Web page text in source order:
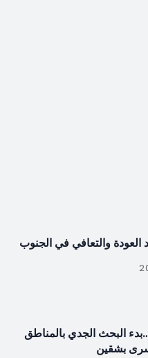
العودة والتعافي في الجنوب
البحث الجدي بالمناطق
بشقين